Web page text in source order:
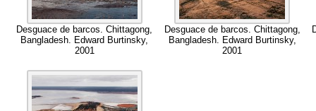
Desguace de barcos .Chittagong
Bangladesh
Edward Burtinsky,
2001
Desguace de barcos Chittagong,
Bangladesh. Edward Burtinsky,
2001